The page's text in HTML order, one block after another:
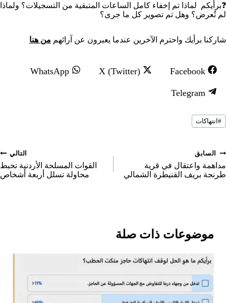
❓برأيكم لماذا تم إخفاء كامل الساعات المتبقية من التسجيلات؟ ولماذا
لم تُعرض؟ وهل تم تصوير كل ما جرى؟
شاركنا برأيك واحترم الآخرين عندما يعبرون عن آرائهم من هنا
S
a
r
e
n
Facebook
S
X (Twitter)
S
WhatsApp
S
a
e
o
n
Telegram
وسوم
المقال:
#انتهاكات
تصفّح
المقالات
السابق
مداهمة واعتقال في قرية
طرنجة بريف القنيطرة الشمالي
التالي
القوات المسلحة الأردنية تحبط
محاولة تسلل أربعة أشخاص
موضوعات ذات صلة